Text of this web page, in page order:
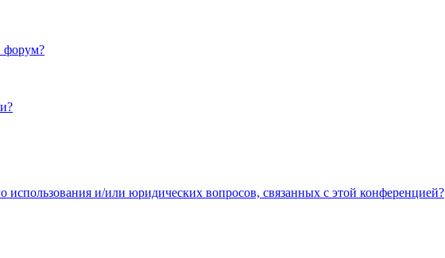
форум?
использования и/или юридических вопросов, связанных с этой конференцией?